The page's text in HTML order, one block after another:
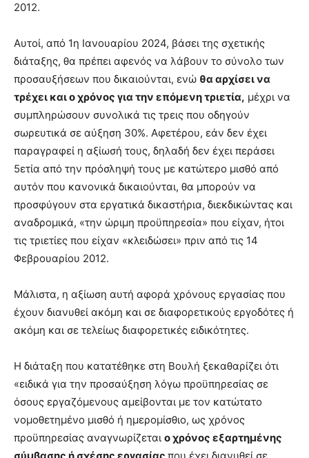
2012.
Αυτοί, από 1η Ιανουαρίου 2024, βάσει της σχετικής
διάταξης, θα πρέπει αφενός να λάβουν το σύνολο των
προσαυξήσεων που δικαιούνται, ενώ θα αρχίσει να
τρέχει και ο χρόνος για την επόμενη τριετία, μέχρι να
συμπληρώσουν συνολικά τις τρεις που οδηγούν
σωρευτικά σε αύξηση 30%. Αφετέρου, εάν δεν έχει
παραγραφεί η αξίωσή τους, δηλαδή δεν έχει περάσει
5ετία από την πρόσληψή τους με κατώτερο μισθό από
αυτόν που κανονικά δικαιούνται, θα μπορούν να
προσφύγουν στα εργατικά δικαστήρια, διεκδικώντας και
αναδρομικά, «την ώριμη προϋπηρεσία» που είχαν, ήτοι
τις τριετίες που είχαν «κλειδώσει» πριν από τις 14
Φεβρουαρίου 2012.
Μάλιστα, η αξίωση αυτή αφορά χρόνους εργασίας που
έχουν διανυθεί ακόμη και σε διαφορετικούς εργοδότες ή
ακόμη και σε τελείως διαφορετικές ειδικότητες.
Η διάταξη που κατατέθηκε στη Βουλή ξεκαθαρίζει ότι
«ειδικά για την προσαύξηση λόγω προϋπηρεσίας σε
όσους εργαζόμενους αμείβονται με τον κατώτατο
νομοθετημένο μισθό ή ημερομίσθιο, ως χρόνος
προϋπηρεσίας αναγνωρίζεται ο χρόνος εξαρτημένης